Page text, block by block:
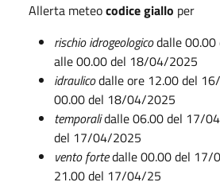
Allerta meteocodice giallo per
rischio idrogeologicodalle
alle 00.00 del 18/04/2025
idraulicodalle ore 12.00 del
00.00 del 18/04/2025
temporalidalle 06.00 del 17/
del 17/04/2025
vento fortedalle 00.00 del 17/
21.00 del 17/04/25